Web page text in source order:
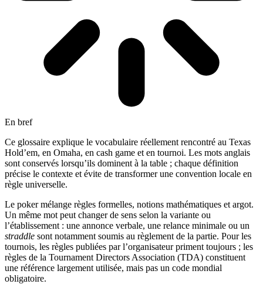
En bref
Ce glossaire explique le vocabulaire réellement rencontré au Texas
Hold’em, en Omaha, en cash game et en tournoi. Les mots anglais
sont conservés lorsqu’ils dominent à la table ; chaque définition
précise le contexte et évite de transformer une convention locale en
règle universelle.
Le poker mélange règles formelles, notions mathématiques et argot.
Un même mot peut changer de sens selon la variante ou
l’établissement : une annonce verbale, une relance minimale ou un
straddle sont notamment soumis au règlement de la partie. Pour les
tournois, les règles publiées par l’organisateur priment toujours ; les
règles de la Tournament Directors Association (TDA) constituent
une référence largement utilisée, mais pas un code mondial
obligatoire.